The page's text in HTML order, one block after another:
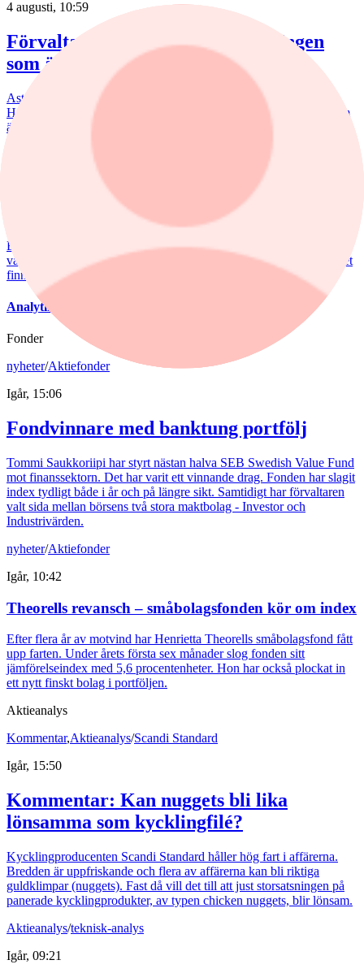
4 augusti, 10:59
Förvaltaren om Astra-affären: ”Ingen
som är jättetaggad"
AstraZenecas eventuella jätteaffär mottas negativt av marknaden.
HealthInvest-förvaltaren Ellinor Hult delar sentimentet: ”Ingen som
är jättetaggad”.
Analytikern: Därför sågas AstraZenecas jätteaffär
En storaffär mellan AstraZeneca och Bristol Myers Squibb skulle
vara anmärkningsvärd, enligt Johan Unnérus på SB1 Markets. "Det
finns ingen självklar logik", säger han.
Analytiker skeptiska till AstraZeneca-affär
Fonder
nyheter/Aktiefonder
Igår, 15:06
Fondvinnare med banktung portfölj
Tommi Saukkoriipi har styrt nästan halva SEB Swedish Value Fund
mot finanssektorn. Det har varit ett vinnande drag. Fonden har slagit
index tydligt både i år och på längre sikt. Samtidigt har förvaltaren
valt sida mellan börsens två stora maktbolag - Investor och
Industrivärden.
nyheter/Aktiefonder
Igår, 10:42
Theorells revansch – småbolagsfonden kör om index
Efter flera år av motvind har Henrietta Theorells småbolagsfond fått
upp farten. Under årets första sex månader slog fonden sitt
jämförelseindex med 5,6 procentenheter. Hon har också plockat in
ett nytt finskt bolag i portföljen.
Aktieanalys
Kommentar,Aktieanalys/Scandi Standard
Igår, 15:50
Kommentar: Kan nuggets bli lika
lönsamma som kycklingfilé?
Kycklingproducenten Scandi Standard håller hög fart i affärerna.
Bredden är uppfriskande och flera av affärerna kan bli riktiga
guldklimpar (nuggets). Fast då vill det till att just storsatsningen på
panerade kycklingprodukter, av typen chicken nuggets, blir lönsam.
Aktieanalys/teknisk-analys
Igår, 09:21